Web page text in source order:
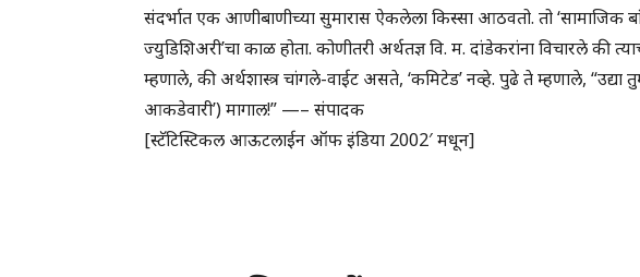
संदर्भात एक आणीबाणीच्या सुमारास ऐकलेला किस्सा आठवतो. तो ‘सामाजिक
ज्युडिशिअरी’चा काळ होता. कोणीतरी अर्थतज्ञ वि. म. दांडेकरांना विचारले की
म्हणाले, की अर्थशास्त्र चांगले-वाईट असते, ‘कमिटेड’ नव्हे. पुढे ते म्हणाले, “उद्या
आकडेवारी’) मागाल!” —– संपादक
[स्टॅटिस्टिकल आऊटलाईन ऑफ इंडिया 2002′ मधून]